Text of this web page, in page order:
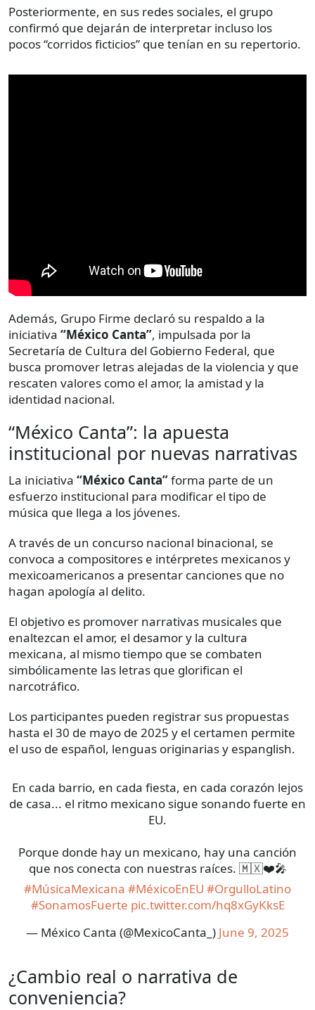
Posteriormente, en sus redes sociales, el grupo
confirmó que dejarán de interpretar incluso los
pocos “corridos ficticios” que tenían en su repertorio.
Además, Grupo Firme declaró su respaldo a la
iniciativa “México Canta”, impulsada por la
Secretaría de Cultura del Gobierno Federal, que
busca promover letras alejadas de la violencia y que
rescaten valores como el amor, la amistad y la
identidad nacional.
“México Canta”: la apuesta
institucional por nuevas narrativas
La iniciativa “México Canta”forma parte de un
esfuerzo institucional para modificar el tipo de
música que llega a los jóvenes.
A través de un concurso nacional binacional, se
convoca a compositores e intérpretes mexicanos y
mexicoamericanos a presentar canciones que no
hagan apología al delito.
El objetivo es promover narrativas musicales que
enaltezcan el amor, el desamor y la cultura
mexicana, al mismo tiempo que se combaten
simbólicamente las letras que glorifican el
narcotráfico.
Los participantes pueden registrar sus propuestas
hasta el 30 de mayo de 2025 y el certamen permite
el uso de español, lenguas originarias y espanglish.
En cada barrio, en cada fiesta, en cada corazón lejos
de casa... el ritmo mexicano sigue sonando fuerte en
EU.
Porque donde hay un mexicano, hay una canción
que nos conecta con nuestras raíces. 🇲🇽❤️🎤
#MúsicaMexicana #MéxicoEnEU #OrgulloLatino
#SonamosFuerte pic.twitter.com/hq8xGyKksE
— México Canta (@MexicoCanta_) June 9, 2025
¿Cambio real o narrativa de
conveniencia?